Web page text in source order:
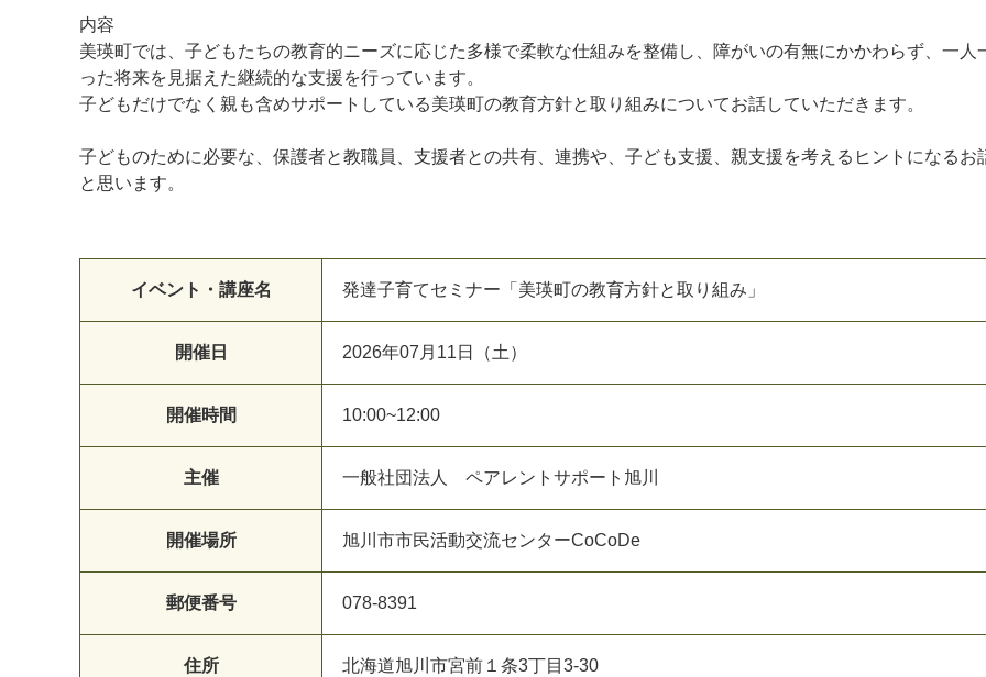
内容
美瑛町では、子どもたちの教育的ニーズに応じた多様で柔軟な仕組みを整備し、障がいの有無にかかわらず、一人
った将来を見据えた継続的な支援を行っています。
子どもだけでなく親も含めサポートしている美瑛町の教育方針と取り組みについてお話していただきます。
子どものために必要な、保護者と教職員、支援者との共有、連携や、子ども支援、親支援を考えるヒントになるお
と思います。
イベント・講座名 発達子育てセミナー「美瑛町の教育方針と取り組み」
開催日 2026年07月11日（土）
開催時間 10:00~12:00
主催 一般社団法人 ペアレントサポート旭川
開催場所 旭川市市民活動交流センターCoCoDe
郵便番号 078-8391
住所
北海道旭川市宮前１条3丁目3-30